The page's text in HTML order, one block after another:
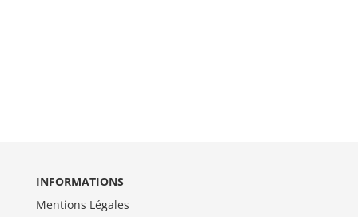
INFORMATIONS
Mentions Légales